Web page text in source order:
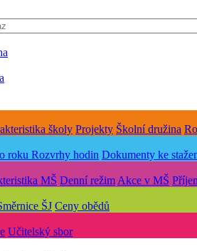
školy Projekty Školní družina
roku Rozvrhy hodin Dokumenty ke
MŠ Denní režim Akce v MŠ
ŠJ Ceny obědů
Učitelský sbor